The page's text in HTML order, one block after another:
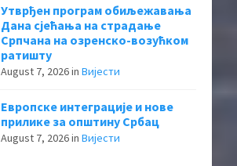
Утврђен програм обиљежавања
Дана сјећања на страдање
Српчана на озренско-возућком
ратишту
August 7, 2026in Вијести
Европске интеграције и нове
прилике за општину Србац
August 7, 2026in Вијести